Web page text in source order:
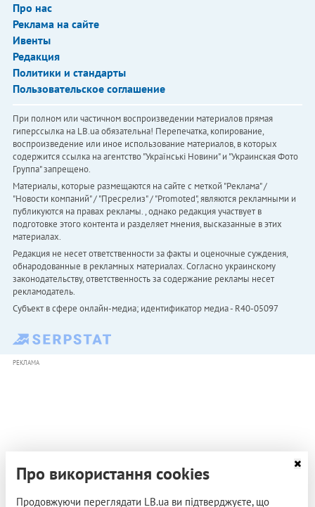
Про нас
Реклама на сайте
Ивенты
Редакция
Политики и стандарты
Пользовательское соглашение
При полном или частичном воспроизведении материалов прямая
гиперссылка на LB.ua обязательна! Перепечатка, копирование,
воспроизведение или иное использование материалов, в которых
содержится ссылка на агентство "Українськi Новини" и "Украинская Фото
Группа" запрещено.
Материалы, которые размещаются на сайте с меткой "Реклама" /
"Новости компаний" / "Пресрелиз" / "Promoted", являются рекламными и
публикуются на правах рекламы. , однако редакция участвует в
подготовке этого контента и разделяет мнения, высказанные в этих
материалах.
Редакция не несет ответственности за факты и оценочные суждения,
обнародованные в рекламных материалах. Согласно украинскому
законодательству, ответственность за содержание рекламы несет
рекламодатель.
Субъект в сфере онлайн-медиа; идентификатор медиа - R40-05097
РЕКЛАМА
Про використання cookies
Продовжуючи переглядати LB.ua ви підтверджуєте, що